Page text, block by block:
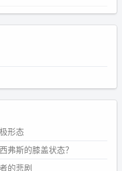
形态
弗斯的膝盖状态？
的悲剧